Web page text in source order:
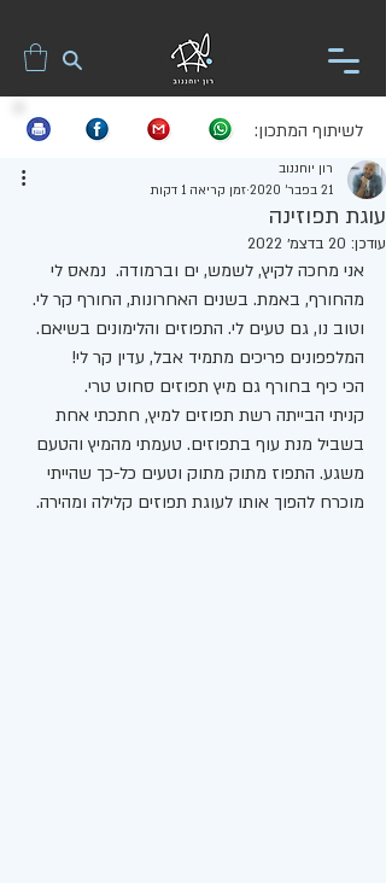
לשיתוף המתכון:
עוגת תפוזינה
רון יוחננוב
21 בפבר׳ 2020
זמן קריאה 1 דקות
עודכן: 20 בדצמ׳ 2022
אני מחכה לקיץ, לשמש, ים וברמודה.  נמאס לי
מהחורף, באמת. בשנים האחרונות, החורף קר לי.
וטוב נו, גם טעים לי. התפוזים והלימונים בשיאם.
המלפפונים פריכים מתמיד אבל, עדין קר לי!
הכי כיף בחורף גם מיץ תפוזים סחוט טרי.
קניתי הבייתה רשת תפוזים למיץ, חתכתי אחת
בשביל מנת עוף בתפוזים. טעמתי מהמיץ והטעם
משגע. התפוז מתוק מתוק וטעים כל-כך שהייתי
מוכרח להפוך אותו לעוגת תפוזים קלילה ומהירה.